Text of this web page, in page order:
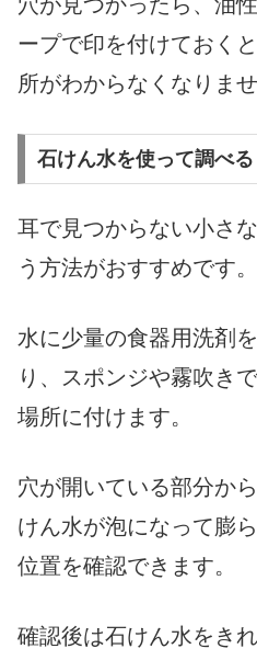
ープで印を付けておく
所がわからなくなりませ
石けん水を使って調べる
耳で見つからない小さ
う方法がおすすめです。
水に少量の食器用洗剤
り、スポンジや霧吹き
場所に付けます。
穴が開いている部分か
けん水が泡になって膨
位置を確認できます。
確認後は石けん水をき